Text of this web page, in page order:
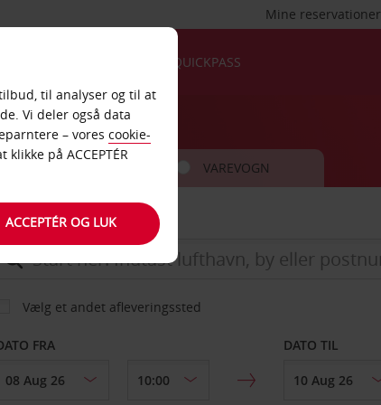
Mine reservationer
QUICKPASS
BIL VAREVOGN
AFHENT FRA
Vælg et andet afleveringssted
FRA DATO TIL
til analyser og til at
Vi deler også data
– vores cookie-
på ACCEPTÉR
ACCEPTÉR OG LUK